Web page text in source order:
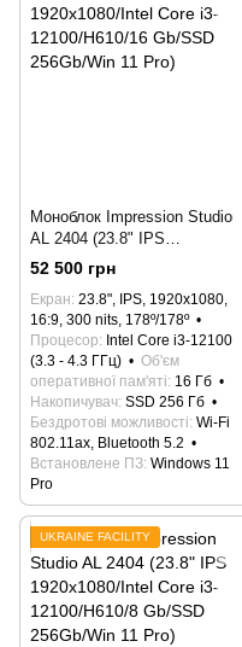
Моноблок Impression Studio
AL 2404 (23.8" IPS
1920x1080/Intel Core i3-
12100/H610/16 Gb/SSD
256Gb/Win 11 Pro)
52 500 грн
Екран 23.8", IPS, 1920x1080,
16:9, 300 nits, 178º/178º
Процесор
Intel Core i3-12100
(3.3 - 4.3 ГГц)
Об'єм
оперативної пам'яті 16 Гб
Накопичувач SSD 256 Гб
Бездротові можливості Wi-Fi
802.11ax, Bluetooth 5.2
Встановлене ПЗ Windows 11
Pro
UKRAINE FACILITY